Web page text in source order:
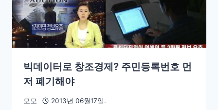
빅데이터로 창조경제? 주민등록번호 먼
저 폐기해야
모모 2013년 06월17일.